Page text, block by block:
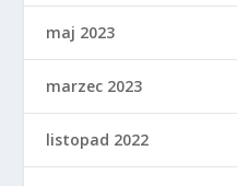
maj 2023
marzec 2023
listopad 2022